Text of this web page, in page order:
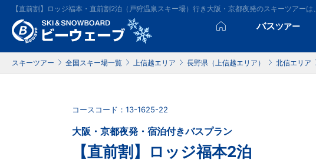
【直前割】ロッジ福本・直前割2泊（戸狩温泉スキー場）行き大阪・京都夜発のスキーツアー
バスツアー
スキーツアー 全国スキー場一覧 上信越エリア 長野県（上信越エリア） 北信エリア
コースコード：13-1625-22
大阪・京都夜発・宿泊付きバスプラン
【直前割】ロッジ福本2泊